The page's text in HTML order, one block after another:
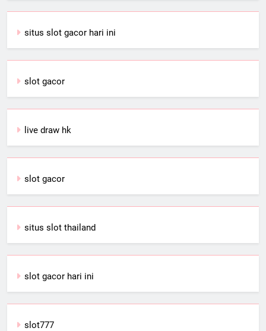
situs slot gacor hari ini
slot gacor
live draw hk
slot gacor
situs slot thailand
slot gacor hari ini
slot777